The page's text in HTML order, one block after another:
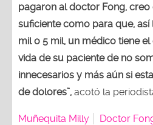
pagaron al doctor Fong,
suficiente como para que, así
mil o 5 mil, un médico tiene
vida de su paciente de no
innecesarios y más aún si
de dolores”, acotó la
Muñequita Milly Doctor